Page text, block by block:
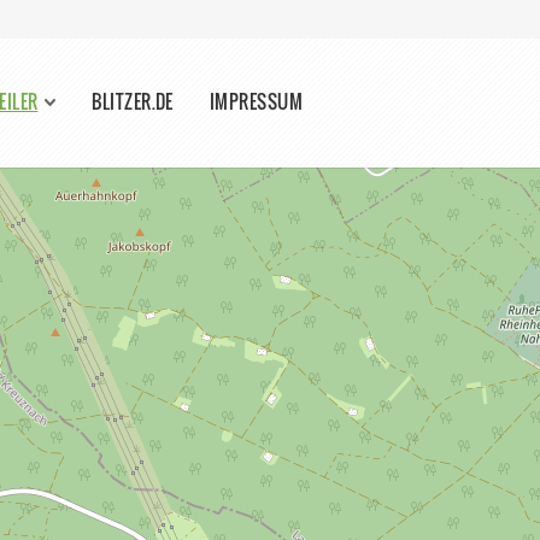
BLITZER.DE IMPRESSUM